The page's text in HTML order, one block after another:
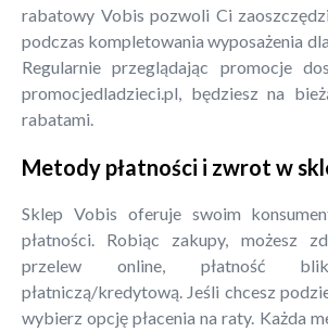
rabatowy Vobis pozwoli Ci
podczas kompletowania wyposażenia
Regularnie przeglądając promocje
promocjedladzieci.pl, będziesz na
rabatami.
Metody płatności i zwrot w
Sklep Vobis oferuje swoim
płatności. Robiąc zakupy, możesz
przelew online, płatność
płatniczą/kredytową. Jeśli chcesz
wybierz opcję płacenia na raty. Każda